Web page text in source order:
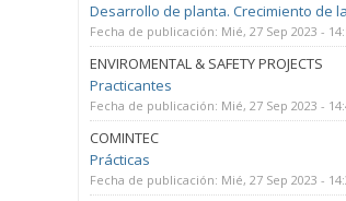
Desarrollo de planta. Crecimiento de
Fecha de publicación: Mié, 27 Sep 2023 -
ENVIROMENTAL & SAFETY PROJECTS
Practicantes
Fecha de publicación: Mié, 27 Sep 2023 -
COMINTEC
Prácticas
Fecha de publicación: Mié, 27 Sep 2023 -